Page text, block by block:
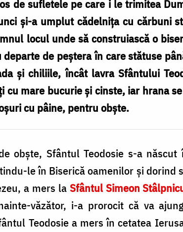
de sufletele pe care i le trimitea
și-a umplut cădelnița cu cărbuni
locul unde să construiască o
de peștera în care stătuse
și chiliile, încât lavra Sfântului
cu mare bucurie și cinste, iar hrana
cu pâine, pentru obște.
obște, Sfântul Teodosie s-a
le în Biserică oamenilor și
a mers la Sfântul Simeon
văzător, i-a prorocit că va
Teodosie a mers în cetatea